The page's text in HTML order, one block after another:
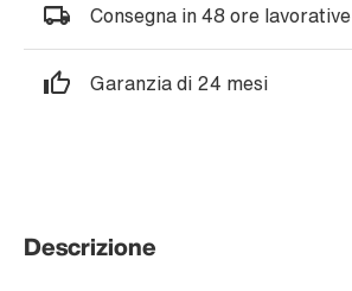
Consegna in 48 ore lavorative
Garanzia di 24 mesi
Descrizione